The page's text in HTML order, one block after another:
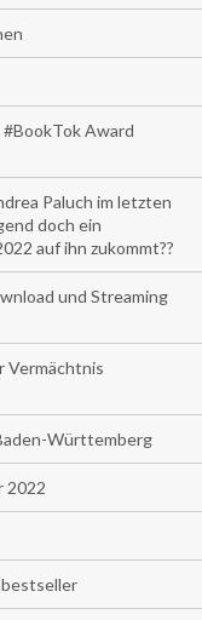
Award
Paluch im letzten
doch ein
auf ihn zukommt??
und Streaming
Vermächtnis
Württemberg
2022